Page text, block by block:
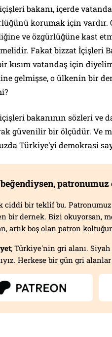
bakanı, içerde
korumak için vardır.
ve özgürlüğüne kast
Fakat bizzat İçişleri
kısım vatandaş için
gelmişse, o ülkenin bir
bakanının sözleri ve
güvenilir bir ölçüdür. Ve
Türkiye’yi demokrasi
beğendiysen,
ciddi bir teklif bu.
bir dernek. Bizi okuyorsan,
artık boş olan patron
; Türkiye'nin gri alanı.
Herkese bir gün gri